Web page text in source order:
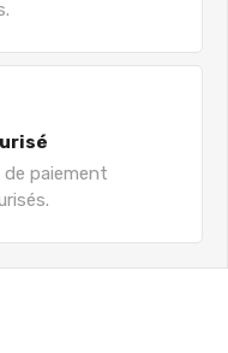
paiement